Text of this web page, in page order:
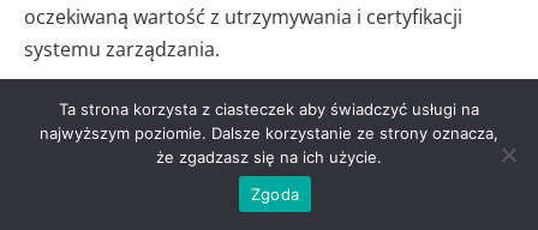
oczekiwaną wartość z utrzymywania i certyfikacji
systemu zarządzania.
Bez względu na to, kiedy rozpocznie się kolejny
proces rewizji normy ISO 9001, każda z organizacji,
która zamierza odnosić sukcesy, musi podejmować
działania doskonalące w zakresie jej zarządzania,
Ta strona korzysta z ciasteczek aby świadczyć usługi na
najwyższym poziomie. Dalsze korzystanie ze strony oznacza,
że zgadzasz się na ich użycie.
Zgoda